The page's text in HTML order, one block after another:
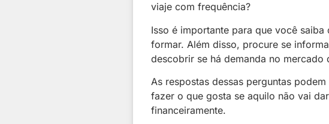
viaje com frequência?
Isso é importante para que você
formar. Além disso, procure se
descobrir se há demanda no mercado
As respostas dessas perguntas
fazer o que gosta se aquilo não vai
financeiramente.